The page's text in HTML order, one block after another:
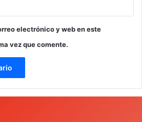
electrónico y web en este
vez que comente.